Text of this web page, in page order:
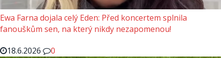
Ewa Farna dojala celý Eden: Před koncertem splnila
fanouškům sen, na který nikdy nezapomenou!
18.6.2026
0